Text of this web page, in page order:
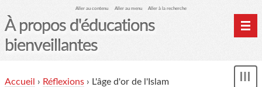
Aller au contenu Aller au menu Aller à la recherche
À propos d'éducations
bienveillantes
Accueil › Réflexions › L'âge d'or de l'Islam